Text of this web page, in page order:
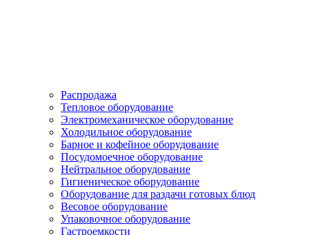
Распродажа
Тепловое оборудование
Электромеханическое оборудование
Холодильное оборудование
Барное и кофейное оборудование
Посудомоечное оборудование
Нейтральное оборудование
Гигиеническое оборудование
Оборудование для раздачи готовых блюд
Весовое оборудование
Упаковочное оборудование
Гастроемкости